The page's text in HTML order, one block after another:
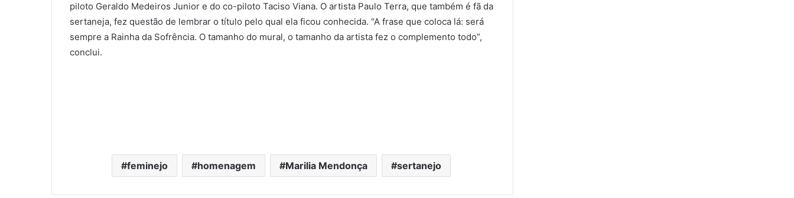
piloto Geraldo Medeiros Junior e do co-piloto Taciso Viana. O artista Paulo Terra, que também é fã da
sertaneja, fez questão de lembrar o título pelo qual ela ficou conhecida. “A frase que coloca lá: será
sempre a Rainha da Sofrência. O tamanho do mural, o tamanho da artista fez o complemento todo”,
conclui.
feminejo homenagem Marilia Mendonça sertanejo